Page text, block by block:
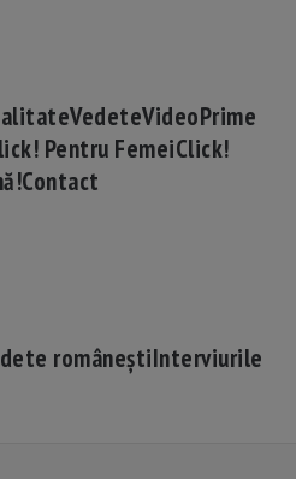
VedeteVideoPrime
Pentru FemeiClick!
Contact
româneștiInterviurile